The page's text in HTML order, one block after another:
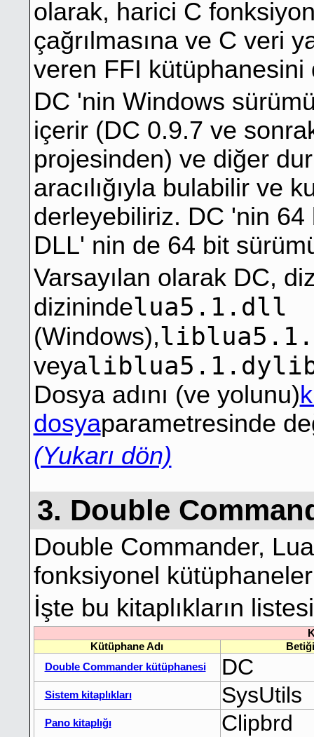
olarak, harici C
çağrılmasına ve C veri
veren FFI kütüphanesini
DC 'nin Windows
içerir (DC 0.9.7 ve
projesinden) ve diğer
aracılığıyla bulabilir ve
derleyebiliriz. DC 'nin 64
DLL' nin de 64 bit
Varsayılan olarak DC,
dizinindelua5.1.dll
(Windows),
veya
Dosya adını (ve yolunu)
dosyaparametresinde
(Yukarı dön)
3. Double
Double Commander,
fonksiyonel
İşte bu kitaplıkların
Kütüphane Adı
Double Commander kütüphanesi
DC
Sistem kitaplıkları SysUtils
Pano kitaplığı Clipbrd